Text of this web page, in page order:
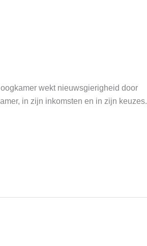
wekt nieuwsgierigheid door
in zijn inkomsten en in zijn keuzes.